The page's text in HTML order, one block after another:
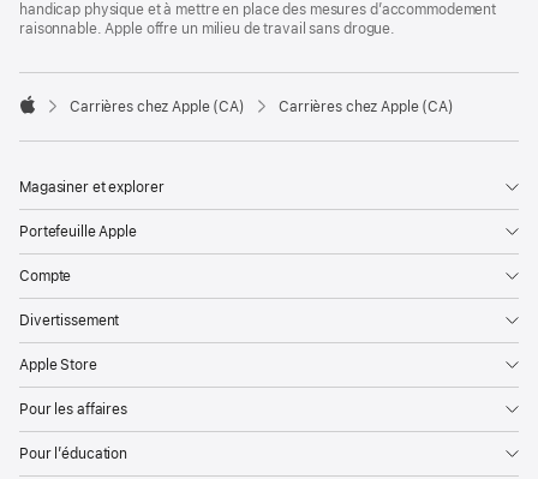
handicap physique et à mettre en place des mesures d’accommodement
raisonnable. Apple offre un milieu de travail sans drogue.

Carrières chez Apple (CA) Carrières chez Apple (CA)
Magasiner et explorer
Portefeuille Apple
Compte
Divertissement
Apple Store
Pour les affaires
Pour l’éducation